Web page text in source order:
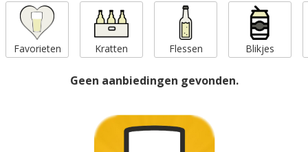
Favorieten Kratten Flessen Blikjes
Geen aanbiedingen gevonden.